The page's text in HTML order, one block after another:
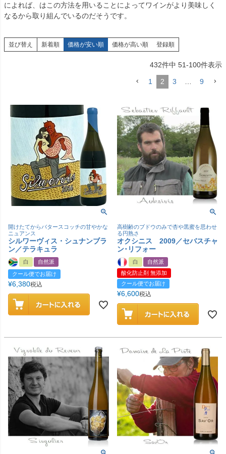
によれば、はこの方法を用いることによってワインがより美味しく
なるから取り組んでいるのだそうです。
並び替え 新着順 価格が安い順 価格が高い順 登録順
432件中 51-100件表示
1 2 3 9
開けたてからバタースコッチの甘やかな
ニュアンス
シルワーヴィス・シュナンブラ
ン／テラキュラ
白
自然派
クール便でお届け
¥6,380税込
高樹齢のブドウのみで杏や黒蜜を思わせ
る円熟さ
オクシニス 2009／セバスチャ
ン･リフォー
白
自然派
酸化防止剤 無添加
クール便でお届け
¥6,600税込